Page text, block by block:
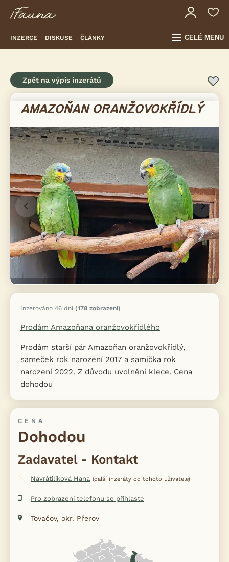
INZERCE DISKUSE ČLÁNKY CELÉ MENU
Zpět na výpis inzerátů
Inzerováno 46 dní (178 zobrazení)
Prodám Amazoňana oranžovokřídlého
Prodám starší pár Amazoňan oranžovokřídlý,
sameček rok narození 2017 a samička rok
narození 2022. Z důvodu uvolnění klece. Cena
dohodou
CENA
Dohodou
Zadavatel - Kontakt
Navrátilíková Hana (další inzeráty od tohoto uživatele)
Pro zobrazení telefonu se přihlaste
Tovačov, okr. Přerov
AMAZOŇAN ORANŽOVOKŘÍDLÝ